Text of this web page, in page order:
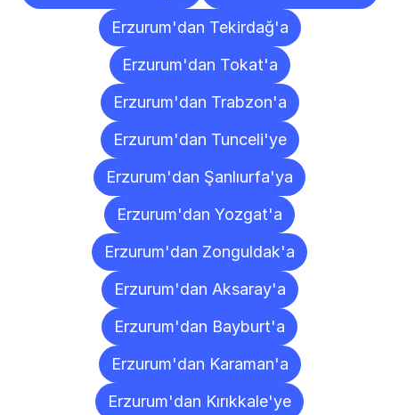
Erzurum'dan Tekirdağ'a
Erzurum'dan Tokat'a
Erzurum'dan Trabzon'a
Erzurum'dan Tunceli'ye
Erzurum'dan Şanlıurfa'ya
Erzurum'dan Yozgat'a
Erzurum'dan Zonguldak'a
Erzurum'dan Aksaray'a
Erzurum'dan Bayburt'a
Erzurum'dan Karaman'a
Erzurum'dan Kırıkkale'ye